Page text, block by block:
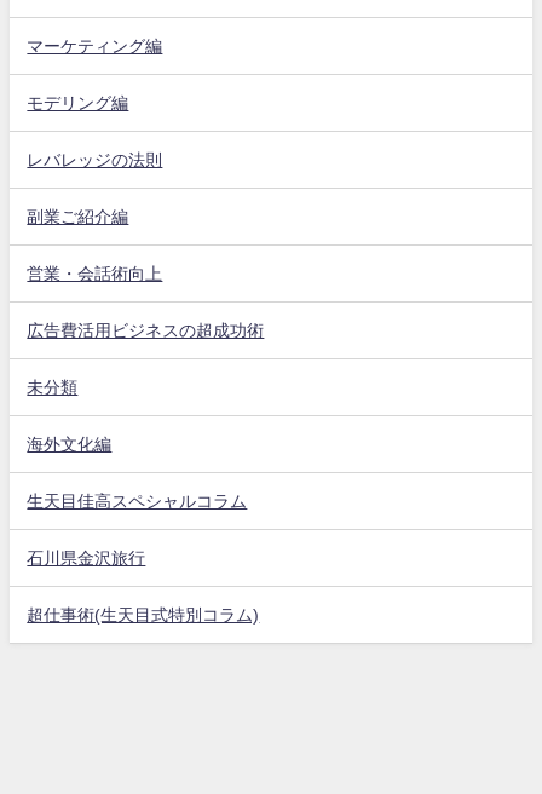
マーケティング編
モデリング編
レバレッジの法則
副業ご紹介編
営業・会話術向上
広告費活用ビジネスの超成功術
未分類
海外文化編
生天目佳高スペシャルコラム
石川県金沢旅行
超仕事術(生天目式特別コラム)